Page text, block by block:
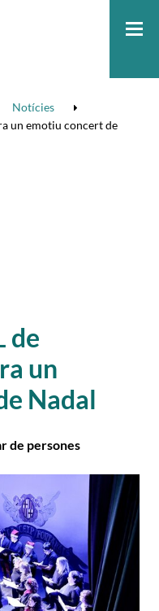
Notícies
un emotiu concert de
de
un
Nadal
de persones